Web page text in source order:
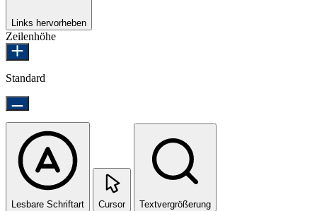
Links hervorheben
Zeilenhöhe
Standard
Lesbare Schriftart Cursor Textvergrößerung